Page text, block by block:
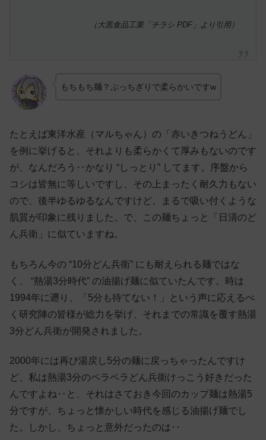
（大黒食品工業「チラシ PDF」より引用）
もちもち麺？ぶっちぎりで柔らかいですw
たとえば東洋水産（マルちゃん）の「赤いきつねうどん」
を例に挙げると、それよりも柔らかくて厚みもないのです
が、なんだろう‥かなり “しっとり” してます。序盤から
コシは皆無に等しいですし、その上まったく耐久力もない
ので、後半ゆるゆるなんですけど、まるで吸い付くような
肌質が印象に残りました。で、この麺ちょっと「日清のど
ん兵衛」に似ていますね。
もちろん今の “10分どん兵衛” にも耐えられる麺ではな
く、 “熱湯3分時代” の油揚げ麺に似ていたんです。時は
1994年に遡り、「5分も待てない！」という声に応えるべ
く研究陣の皆様が総力を挙げ、それまでの常識を覆す熱湯
3分どん兵衛が開発されました。
2000年には再び湯戻し5分の麺に戻っちゃったんですけ
ど、私は熱湯3分のペラペラどん兵衛けっこう好きだった
んですよね‥と、それはさておき今回のカップ麺は熱湯5
分ですが、ちょっと懐かしい時代を感じる油揚げ麺でし
た。しかし、ちょっと意外だったのは‥